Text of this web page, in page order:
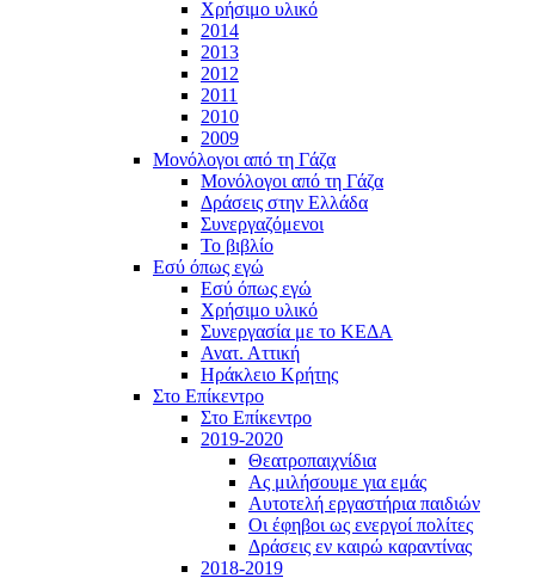
Χρήσιμο υλικό
2014
2013
2012
2011
2010
2009
Μονόλογοι από τη Γάζα
Μονόλογοι από τη Γάζα
Δράσεις στην Ελλάδα
Συνεργαζόμενοι
To βιβλίο
Εσύ όπως εγώ
Εσύ όπως εγώ
Χρήσιμο υλικό
Συνεργασία με το ΚΕΔΑ
Ανατ. Αττική
Ηράκλειο Κρήτης
Στο Επίκεντρο
Στο Επίκεντρο
2019-2020
Θεατροπαιχνίδια
Ας μιλήσουμε για εμάς
Αυτοτελή εργαστήρια παιδιών
Οι έφηβοι ως ενεργοί πολίτες
Δράσεις εν καιρώ καραντίνας
2018-2019